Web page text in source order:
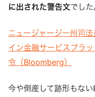
に出された警告文でした
ニュージャージー州司
イン金融サービスプラ
令（Bloomberg）
今や倒産して跡形もな